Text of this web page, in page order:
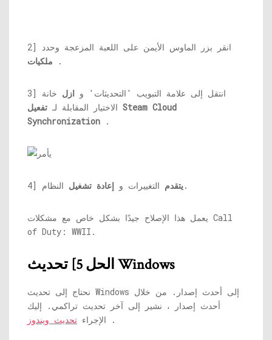
2] انقر بزر الماوس الأيمن على اللعبة المزعجة وحدد
ملكيات .
3] انتقل إلى علامة التبويب 'التحديثات' و ازل خانة
الاختيار المقابلة لـ تفعيل Steam Cloud
Synchronization .
4] يتقدم التغييرات و إعادة تشغيل النظام.
يعمل هذا الإصلاح جيدًا بشكل خاص مع مشكلات Call
of Duty: WWII.
الحل 5] تحديث Windows
نحتاج إلى تحديث Windows إلى أحدث إصدار. من خلال
أحدث إصدار ، نشير إلى آخر تحديث تراكمي. إليك
الإجراء تحديث ويندوز .